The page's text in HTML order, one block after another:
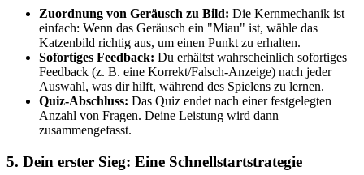
Zuordnung von Geräusch zu Bild: Die Kernmechanik ist
einfach: Wenn das Geräusch ein "Miau" ist, wähle das
Katzenbild richtig aus, um einen Punkt zu erhalten.
Sofortiges Feedback: Du erhältst wahrscheinlich sofortiges
Feedback (z. B. eine Korrekt/Falsch-Anzeige) nach jeder
Auswahl, was dir hilft, während des Spielens zu lernen.
Quiz-Abschluss: Das Quiz endet nach einer festgelegten
Anzahl von Fragen. Deine Leistung wird dann
zusammengefasst.
5. Dein erster Sieg: Eine Schnellstartstrategie